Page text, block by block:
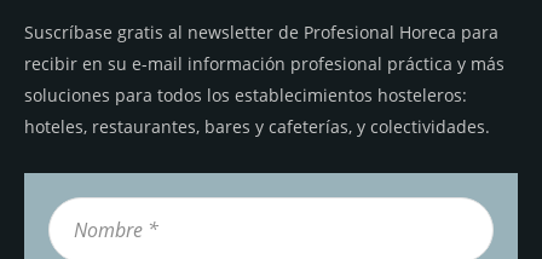
Suscríbase gratis al newsletter de Profesional Horeca para
recibir en su e-mail información profesional práctica y más
soluciones para todos los establecimientos hosteleros:
hoteles, restaurantes, bares y cafeterías, y colectividades.